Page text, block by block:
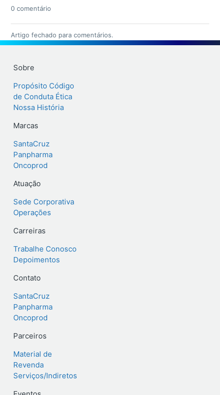
0 comentário
Artigo fechado para comentários.
Sobre
Propósito Código
de Conduta Ética
Nossa História
Marcas
SantaCruz
Panpharma
Oncoprod
Atuação
Sede Corporativa
Operações
Carreiras
Trabalhe Conosco
Depoimentos
Contato
SantaCruz
Panpharma
Oncoprod
Parceiros
Material de
Revenda
Serviços/Indiretos